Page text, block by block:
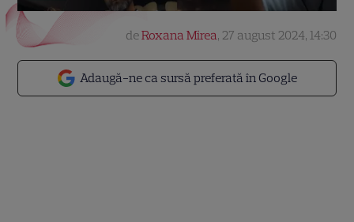
Adaugă-ne ca sursă preferată în Google
deRoxana Mirea, 27 august 2024, 14:30